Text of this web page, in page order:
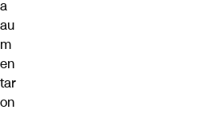
a
au
m
en
tar
on